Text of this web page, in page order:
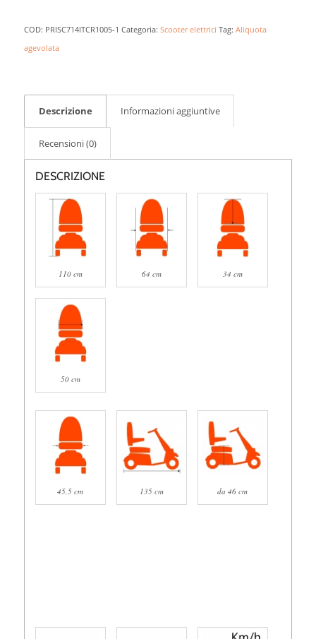
COD: PRISC714ITCR1005-1 Categoria: Scooter elettrici Tag: Aliquota
agevolata
Descrizione Informazioni aggiuntive
Recensioni (0)
DESCRIZIONE
110 cm 64 cm 34 cm
50 cm
45,5 cm 135 cm da 46 cm